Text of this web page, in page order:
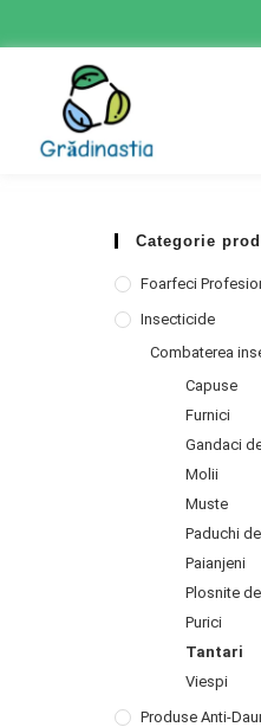
Categorie
Foarfeci
Insecticide
Combaterea
Capuse
Furnici
Gandaci
Molii
Muste
Paduchi
Paianjeni
Plosnite
Purici
Tantari
Viespi
Produse Anti-